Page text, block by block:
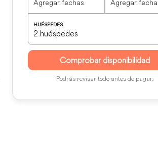
HUÉSPEDES
Comprobar disponibilidad
Podrás revisar todo antes de pagar.